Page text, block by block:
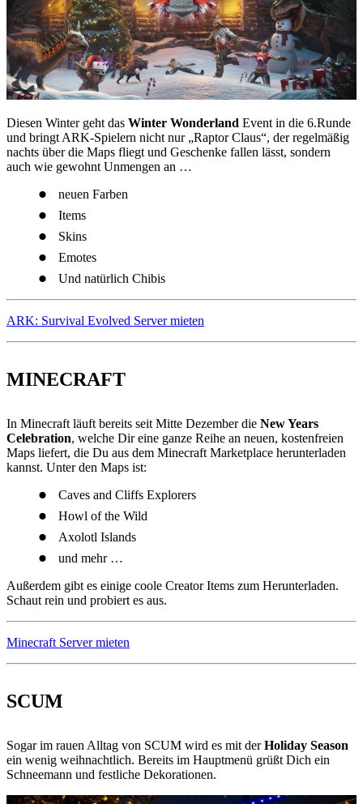
Diesen Winter geht das Winter Wonderland Event in die 6.Runde
und bringt ARK-Spielern nicht nur „Raptor Claus“, der regelmäßig
nachts über die Maps fliegt und Geschenke fallen lässt, sondern
auch wie gewohnt Unmengen an …
neuen Farben
Items
Skins
Emotes
Und natürlich Chibis
ARK: Survival Evolved Server mieten
MINECRAFT
In Minecraft läuft bereits seit Mitte Dezember die New Years
Celebration, welche Dir eine ganze Reihe an neuen, kostenfreien
Maps liefert, die Du aus dem Minecraft Marketplace herunterladen
kannst. Unter den Maps ist:
Caves and Cliffs Explorers
Howl of the Wild
Axolotl Islands
und mehr …
Außerdem gibt es einige coole Creator Items zum Herunterladen.
Schaut rein und probiert es aus.
Minecraft Server mieten
SCUM
Sogar im rauen Alltag von SCUM wird es mit derHoliday Season
ein wenig weihnachtlich. Bereits im Hauptmenü grüßt Dich ein
Schneemann und festliche Dekorationen.